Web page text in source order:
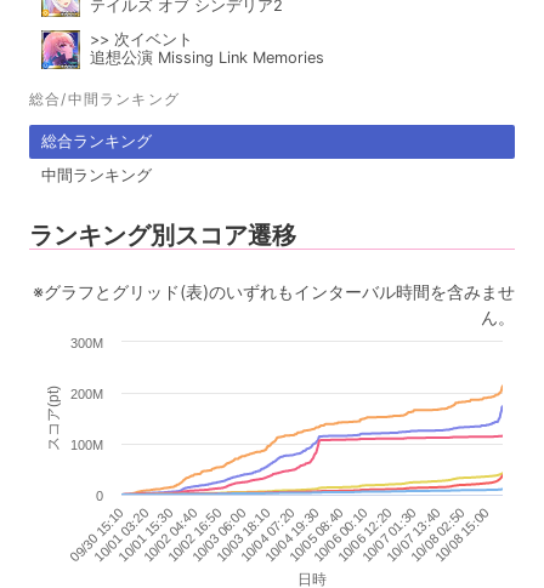
テイルズ オブ シンデリア2
>> 次イベント
追想公演 Missing Link Memories
総合/中間ランキング
総合ランキング
中間ランキング
ランキング別スコア遷移
※グラフとグリッド(表)のいずれもインターバル時間を含みませ
ん。
日時
スコア(pt)
09/30 15:10
10/01 03:20
10/01 15:30
10/02 04:40
10/02 16:50
10/03 06:00
10/03 18:10
10/04 07:20
10/04 19:30
10/05 08:40
10/06 00:10
10/06 12:20
10/07 01:30
10/07 13:40
10/08 02:50
10/08 15:00
0
100M
200M
300M